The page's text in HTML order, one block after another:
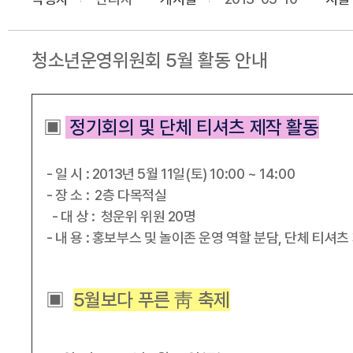
청소년운영위원회 5월 활동 안내
▣ 정기회의 및 단체 티셔츠 제작 활동
- 일 시 : 2013년 5월 11일(토) 10:00 ~ 14:00
- 장 소 : 2층 다목적실
- 대 상 : 청운위 위원 20명
- 내 용 : 홍보부스 및 놀이존 운영 역할 분담, 단체 티셔츠
▣ 5월보다 푸른 靑 축제